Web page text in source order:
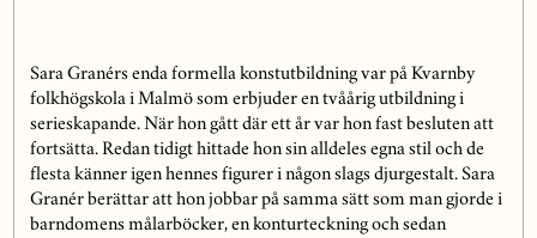
Sara Granérs enda formella konstutbildning var på Kvarnby
folkhögskola i Malmö som erbjuder en tvåårig utbildning i
serieskapande. När hon gått där ett år var hon fast besluten att
fortsätta. Redan tidigt hittade hon sin alldeles egna stil och de
flesta känner igen hennes figurer i någon slags djurgestalt. Sara
Granér berättar att hon jobbar på samma sätt som man gjorde i
barndomens målarböcker, en konturteckning och sedan